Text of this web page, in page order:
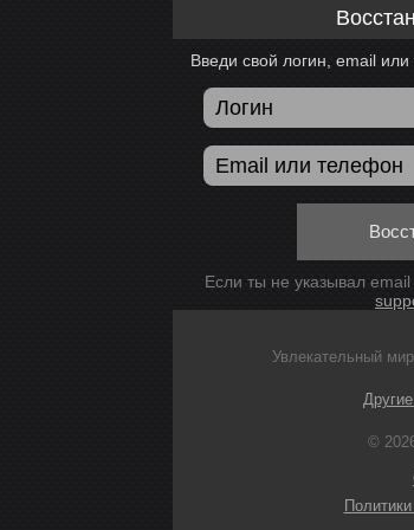
Введи свой логин, email
Если ты не указывал
Увлекательный
©